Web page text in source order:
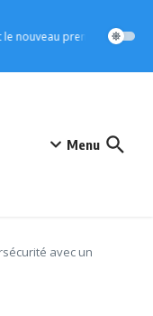
nouveau premier vice-
Menu
avec un